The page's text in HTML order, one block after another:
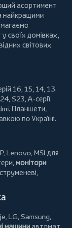
асортимент
найкращими
своїх домівках,
світових
16, 15, 14, 13.
S23, A-серії.
Планшети,
по Україні.
,Lenovo,MSI для
монітори
,LG,Samsung,